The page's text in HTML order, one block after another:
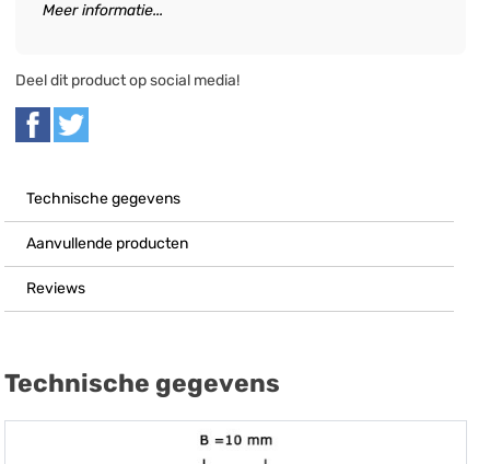
Meer informatie...
Deel dit product op social media!
Technische gegevens
Aanvullende producten
Reviews
Technische gegevens